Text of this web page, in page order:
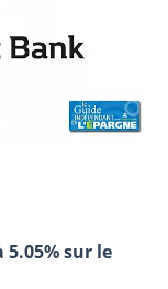
5.05% sur le